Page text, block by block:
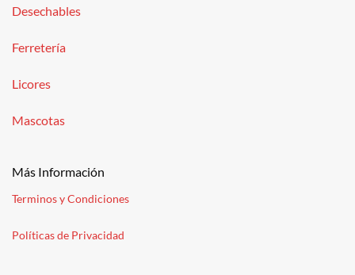
Desechables
Ferretería
Licores
Mascotas
Más Información
Terminos y Condiciones
Políticas de Privacidad